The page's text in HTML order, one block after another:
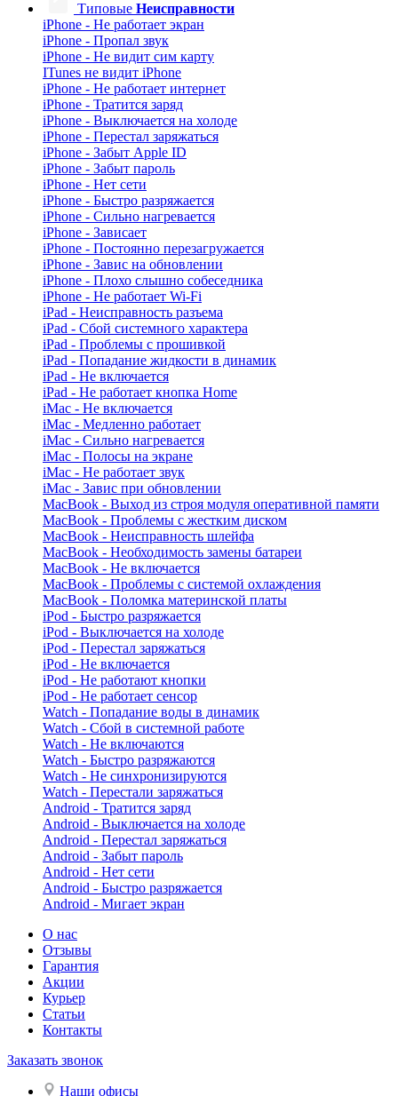
Типовые Неисправности
iPhone - Не работает экран
iPhone - Пропал звук
iPhone - Не видит сим карту
ITunes не видит iPhone
iPhone - Не работает интернет
iPhone - Тратится заряд
iPhone - Выключается на холоде
iPhone - Перестал заряжаться
iPhone - Забыт Apple ID
iPhone - Забыт пароль
iPhone - Нет сети
iPhone - Быстро разряжается
iPhone - Сильно нагревается
iPhone - Зависает
iPhone - Постоянно перезагружается
iPhone - Завис на обновлении
iPhone - Плохо слышно собеседника
iPhone - Не работает Wi-Fi
iPad - Неисправность разъема
iPad - Сбой системного характера
iPad - Проблемы с прошивкой
iPad - Попадание жидкости в динамик
iPad - Не включается
iPad - Не работает кнопка Home
iMac - Не включается
iMac - Медленно работает
iMac - Сильно нагревается
iMac - Полосы на экране
iMac - Не работает звук
iMac - Завис при обновлении
MacBook - Выход из строя модуля оперативной памяти
MacBook - Проблемы с жестким диском
MacBook - Неисправность шлейфа
MacBook - Необходимость замены батареи
MacBook - Не включается
MacBook - Проблемы с системой охлаждения
MacBook - Поломка материнской платы
iPod - Быстро разряжается
iPod - Выключается на холоде
iPod - Перестал заряжаться
iPod - Не включается
iPod - Не работают кнопки
iPod - Не работает сенсор
Watch - Попадание воды в динамик
Watch - Сбой в системной работе
Watch - Не включаются
Watch - Быстро разряжаются
Watch - Не синхронизируются
Watch - Перестали заряжаться
Android - Тратится заряд
Android - Выключается на холоде
Android - Перестал заряжаться
Android - Забыт пароль
Android - Нет сети
Android - Быстро разряжается
Android - Мигает экран
О нас
Отзывы
Гарантия
Акции
Курьер
Статьи
Контакты
Заказать звонок
Наши офисы